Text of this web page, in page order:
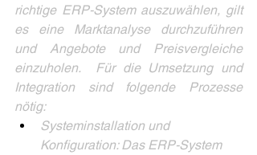
richtige ERP-System auszuwählen, gilt
es eine Marktanalyse durchzuführen
und Angebote und Preisvergleiche
einzuholen.  Für die Umsetzung und
Integration sind folgende Prozesse
nötig:
Systeminstallation und
Konfiguration: Das ERP-System